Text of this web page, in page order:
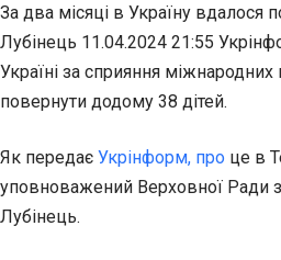
За два місяці в Україну вдалося
Лубінець 11.04.2024 21:55
Україні за сприяння міжнародних
повернути додому 38 дітей.
Як передає Укрінформ, про це в
уповноважений Верховної
Лубінець.